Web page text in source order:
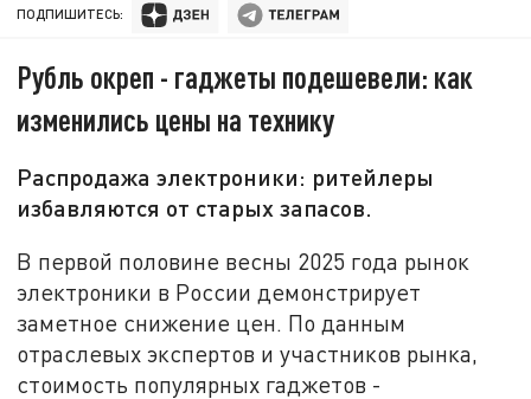
ПОДПИШИТЕСЬ:
Рубль окреп - гаджеты подешевели: как
изменились цены на технику
Распродажа электроники: ритейлеры
избавляются от старых запасов.
В первой половине весны 2025 года рынок
электроники в России демонстрирует
заметное снижение цен. По данным
отраслевых экспертов и участников рынка,
стоимость популярных гаджетов -